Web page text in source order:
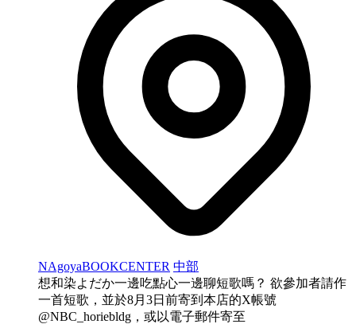
NAgoyaBOOKCENTER 中部
想和染よだか一邊吃點心一邊聊短歌嗎？ 欲參加者請作
一首短歌，並於8月3日前寄到本店的X帳號
@NBC_horiebldg，或以電子郵件寄至